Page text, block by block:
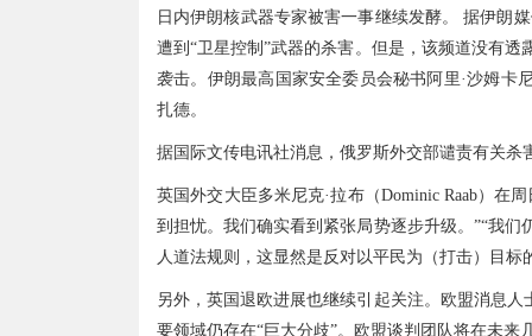
日内伊朗核武器专家被害一事继续发酵。 据伊朗
遭到“卫星控制”武器的杀害。但是，该频道没有
袭击。伊朗最高国家安全委员会秘书阿里·沙姆卡
扎德。
据国际文传电讯社消息，俄罗斯外交部谴责有关杀
英国外交大臣多米尼克·拉布（Dominic Raab）在
到担忧。我们确实看到紧张局势逐步升级。”“我
人道法规则，这显然是反对以平民为（打击）目标
另外，英国退欧进展也继续引起关注。欧盟消息
要领域仍存在“巨大分歧”。欧盟谈判团队将在未来